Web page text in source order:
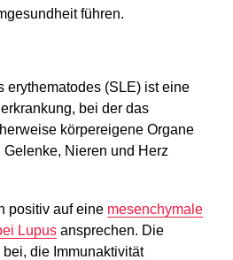
führen.
erythematodes (SLE) ist eine
bei der das
körpereigene Organe
Nieren und Herz
positiv auf eine mesenchymale
Lupus ansprechen. Die
die Immunaktivität